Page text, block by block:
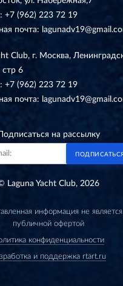
+7 (962) 223 72 19
почта:
Club, г. Москва,
стр 6
+7 (962) 223 72 19
почта:
на рассылку
ПОДПИСАТЬСЯ
Laguna Yacht Club, 2026
информация не является
публичной офертой
конфиденциальности
и поддержка rtart.ru